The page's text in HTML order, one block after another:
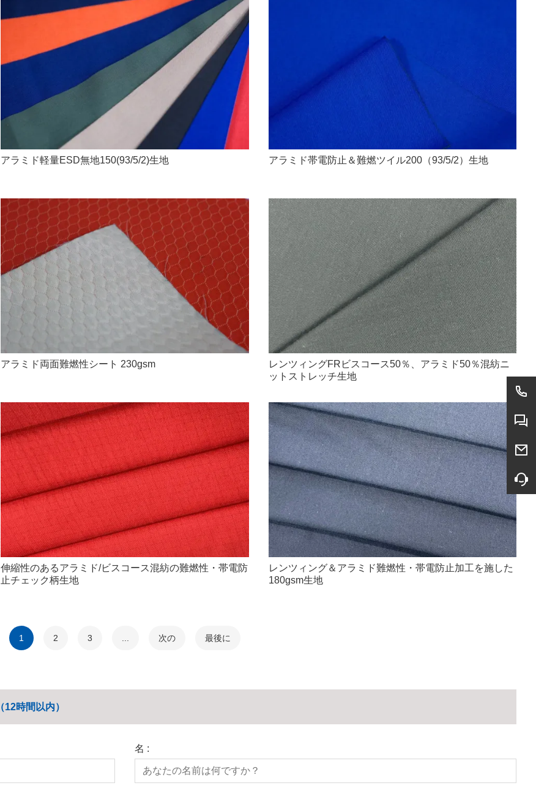
アラミド軽量ESD無地150(93/5/2)生地 アラミド帯電防止＆難燃ツイル200（93/5/2）生地
アラミド両面難燃性シート 230gsm
レンツィングFRビスコース50％、アラミド50％混紡ニ
ットストレッチ生地
伸縮性のあるアラミド/ビスコース混紡の難燃性・帯電防
止チェック柄生地
レンツィング＆アラミド難燃性・帯電防止加工を施した
180gsm生地
1 2 3 次の 最後に
時間以内）
名 :